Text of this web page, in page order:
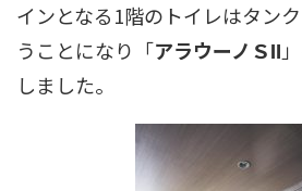
インとなる1階のトイレはタン
うことになり「アラウーノＳⅡ
しました。